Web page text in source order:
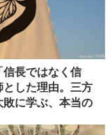
信長ではなく信
とした理由。三方
敗に学ぶ、本当の